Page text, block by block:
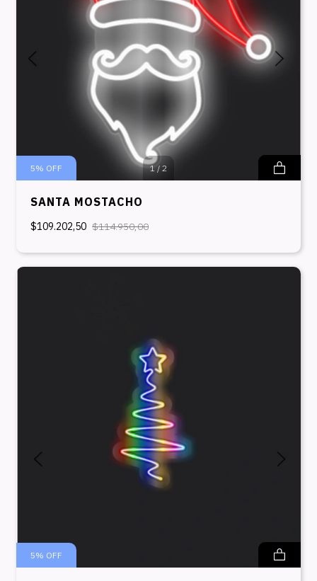
1/ 2
5% OFF
SANTA MOSTACHO
$109.202,50 $114.950,00
5% OFF